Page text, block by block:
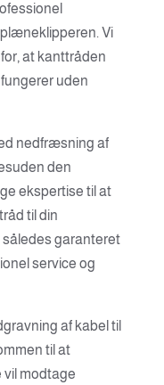
Vi
at kanttråden
uden
nedfræsning af
den
ekspertise til at
til din
garanteret
service og
af kabel til
til at
vil modtage